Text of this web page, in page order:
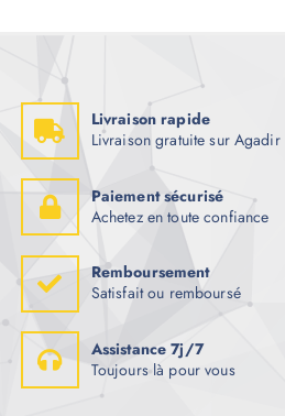
Livraison rapide
Livraison gratuite sur Agadir
Paiement sécurisé
Achetez en toute confiance
Remboursement
Satisfait ou remboursé
Assistance 7j/7
Toujours là pour vous